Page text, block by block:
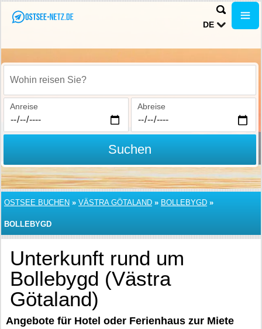
DE
Wohin reisen Sie?
Anreise Abreise
Suchen
OSTSEE BUCHEN » VÄSTRA GÖTALAND » BOLLEBYGD »
BOLLEBYGD
Unterkunft rund um
Bollebygd (Västra
Götaland)
Angebote für Hotel oder Ferienhaus zur Miete